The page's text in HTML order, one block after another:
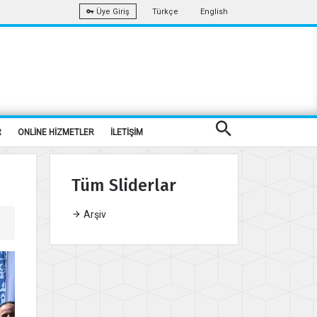
Üye Giriş Türkçe English
ONLİNE HİZMETLER İLETİŞİM
Tüm Sliderlar
Arşiv